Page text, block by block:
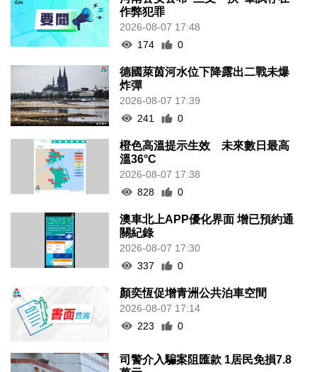
作弊犯罪
2026-08-07 17:48
174
0
德國萊茵河水位下降露出二戰未爆
炸彈
2026-08-07 17:39
241
0
橙色高溫提示生效 未來數日最高
溫36°C
2026-08-07 17:38
828
0
澳車北上APP優化界面 增已預約通
關紀錄
2026-08-07 17:30
337
0
顏奕恆促增青洲公共泊車空間
2026-08-07 17:14
223
0
司警介入騙案阻匯款 1居民免損7.8